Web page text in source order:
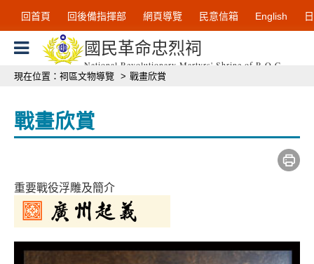
跳到主要內容區塊
回首頁 回後備指揮部 網頁導覽 民意信箱 English
國民革命忠烈祠
National Revolutionary Martyrs' Shrine of R.O.C
現在位置： 祠區文物導覽 > 戰畫欣賞
戰畫欣賞
重要戰役浮雕及簡介